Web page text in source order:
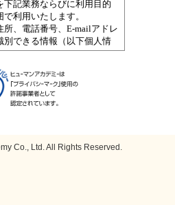
Co., Ltd. All Rights Reserved.